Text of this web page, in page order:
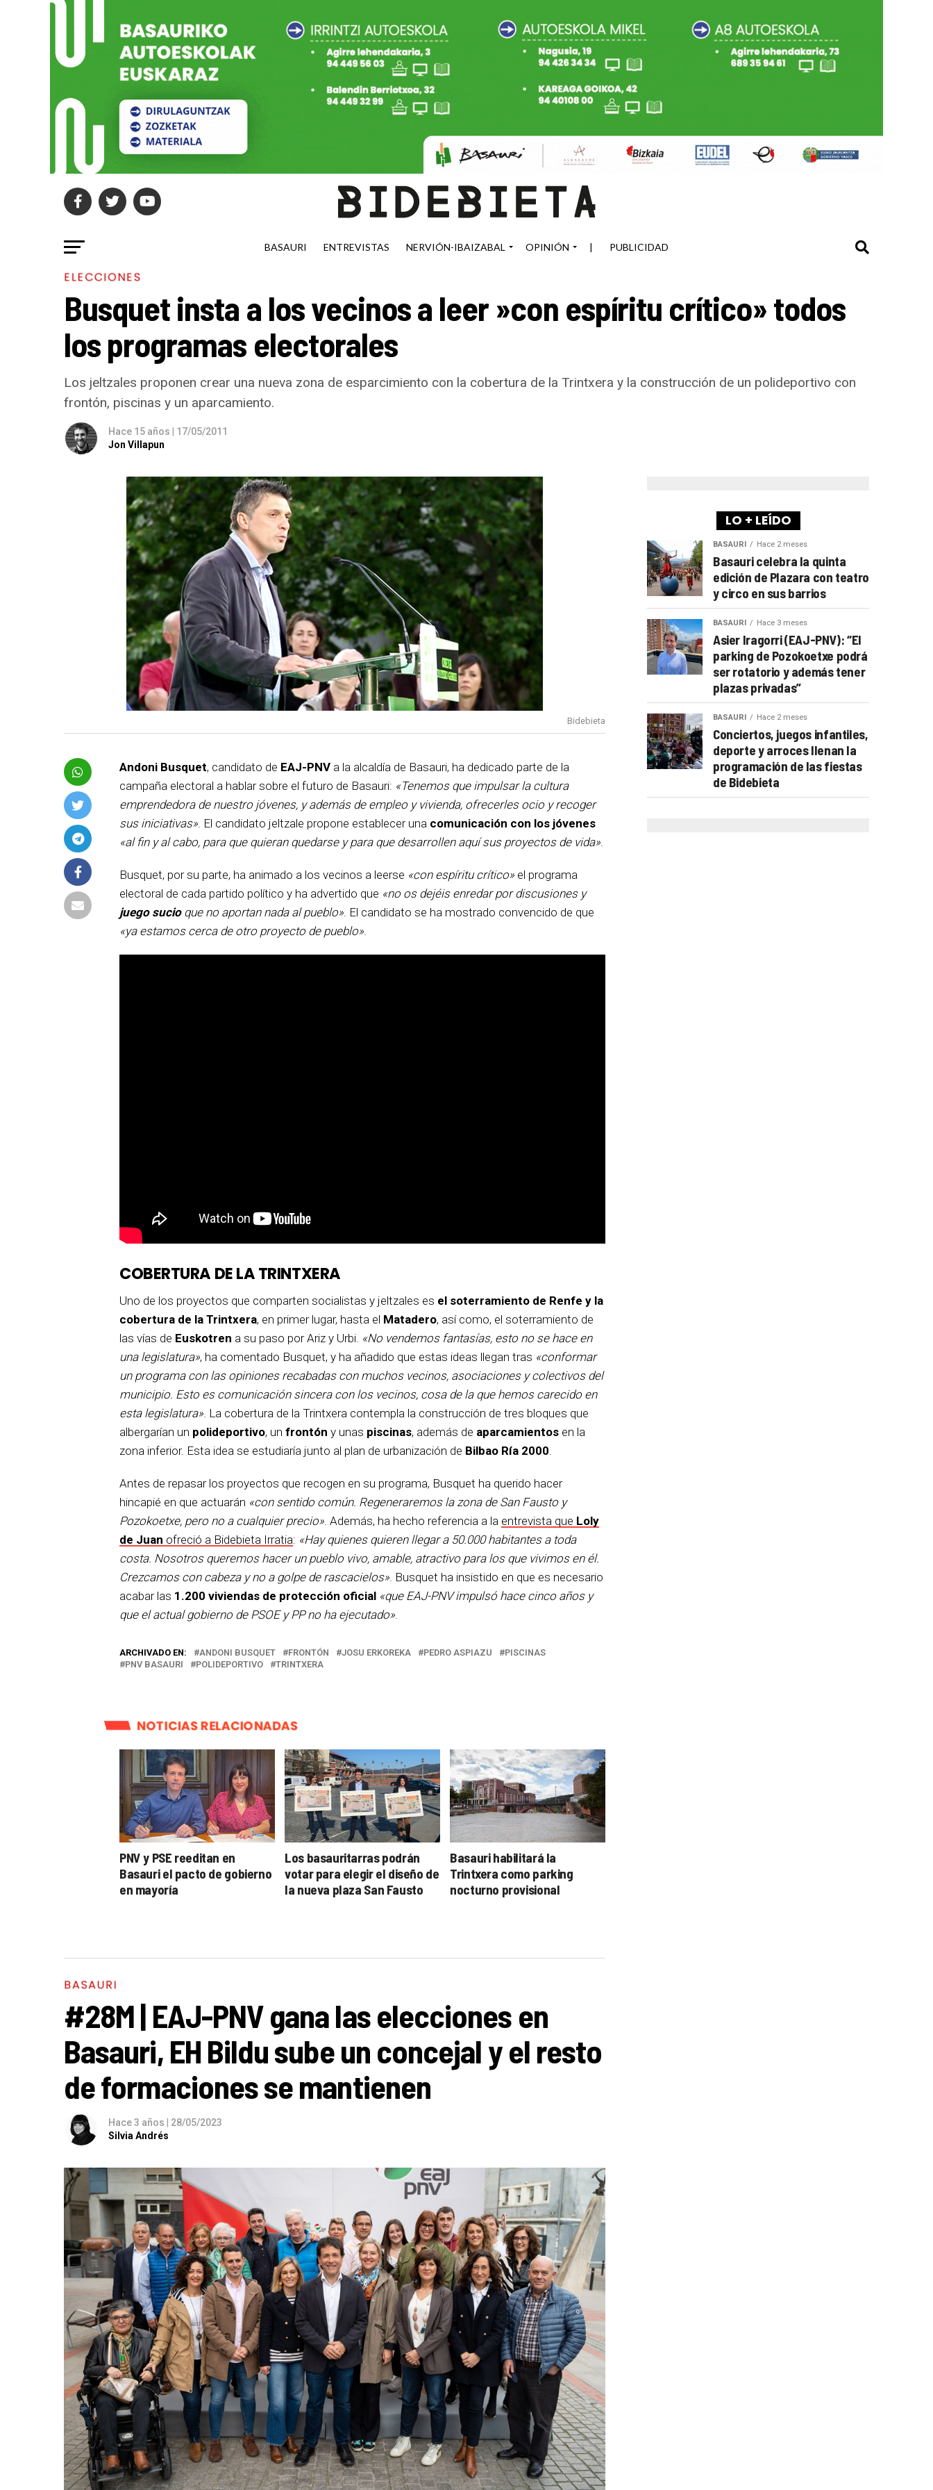
BASAURI ENTREVISTAS NERVIÓN-IBAIZABAL OPINIÓN | PUBLICIDAD
ELECCIONES
Busquet insta a los vecinos a leer »con espíritu crítico» todos
los programas electorales
Los jeltzales proponen crear una nueva zona de esparcimiento con la cobertura de la Trintxera y la construcción de un polideportivo con
frontón, piscinas y un aparcamiento.
Hace 15 años | 17/05/2011
Jon Villapun
Bidebieta
Andoni Busquet, candidato de EAJ-PNV a la alcaldía de Basauri, ha dedicado parte de la
campaña electoral a hablar sobre el futuro de Basauri: «Tenemos que impulsar la cultura
emprendedora de nuestro jóvenes, y además de empleo y vivienda, ofrecerles ocio y recoger
sus iniciativas» . El candidato jeltzale propone establecer una comunicación con los jóvenes
«al fin y al cabo, para que quieran quedarse y para que desarrollen aquí sus proyectos de vida»
Busquet, por su parte, ha animado a los vecinos a leerse «con espíritu crítico» el programa
electoral de cada partido político y ha advertido que «no os dejéis enredar por discusiones y
juego sucioque no aportan nada al pueblo» . El candidato se ha mostrado convencido de que
«ya estamos cerca de otro proyecto de pueblo»
COBERTURA DE LATRINTXERA
Uno de los proyectos que comparten socialistas y jeltzales es el soterramiento de Renfe y la
cobertura de la Trintxera, en primer lugar, hasta el Matadero, así como, el soterramiento de
las vías de Euskotren a su paso por Ariz y Urbi. «No vendemos fantasías, esto no se hace en
una legislatura», ha comentado Busquet, y ha añadido que estas ideas llegan tras «conformar
un programa con las opiniones recabadas con muchos vecinos, asociaciones y colectivos del
municipio. Esto es comunicación sincera con los vecinos, cosa de la que hemos carecido en
esta legislatura» . La cobertura de la Trintxera contempla la construcción de tres bloques que
albergarían un polideportivo, un frontón y unas piscinas, además de aparcamientos en la
zona inferior. Esta idea se estudiaría junto al plan de urbanización de Bilbao Ría 2000
Antes de repasar los proyectos que recogen en su programa, Busquet ha querido hacer
hincapié en que actuarán «con sentido común. Regeneraremos la zona de San Fausto y
Pozokoetxe, pero no a cualquier precio» . Además, ha hecho referencia a la entrevista que Loly
de Juan ofreció a Bidebieta Irratia: «Hay quienes quieren llegar a 50.000 habitantes a toda
costa. Nosotros queremos hacer un pueblo vivo, amable, atractivo para los que vivimos en él.
Crezcamos con cabeza y no a golpe de rascacielos» . Busquet ha insistido en que es necesario
acabar las 1.200 viviendas de protección oficial «que EAJ-PNV impulsó hace cinco años y
que el actual gobierno de PSOE y PP no ha ejecutado»
ARCHIVADO EN: ANDONI BUSQUET FRONTÓN JOSU ERKOREKA PEDRO ASPIAZU
PISCINAS
PNV BASAURI
POLIDEPORTIVO TRINTXERA
NOTICIAS RELACIONADAS
PNV y PSE reeditan en
Basauri el pacto de gobierno
en mayoría
Los basauritarras podrán
votar para elegir el diseño de
la nueva plaza San Fausto
Basauri habilitará la
Trintxera como parking
nocturno provisional
BASAURI
#28M | EAJ-PNV gana las elecciones en
Basauri, EH Bildu sube un concejal y el resto
de formaciones se mantienen
Hace 3 años | 28/05/2023
Silvia Andrés
LO + LEÍDO
BASAURI Hace 2 meses
Basauri celebra la quinta
edición de Plazara con teatro
y circo en sus barrios
BASAURI Hace 3 meses
Asier Iragorri (EAJ-PNV): “El
parking de Pozokoetxe podrá
ser rotatorio y además tener
plazas privadas”
BASAURI Hace 2 meses
Conciertos, juegos infantiles,
deporte y arroces llenan la
programación de las fiestas
de Bidebieta